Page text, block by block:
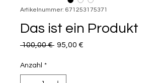
Artikelnummer: 671253175371
Das ist ein Produkt
100,00 € Standardpreis
95,00 €
Anzahl *